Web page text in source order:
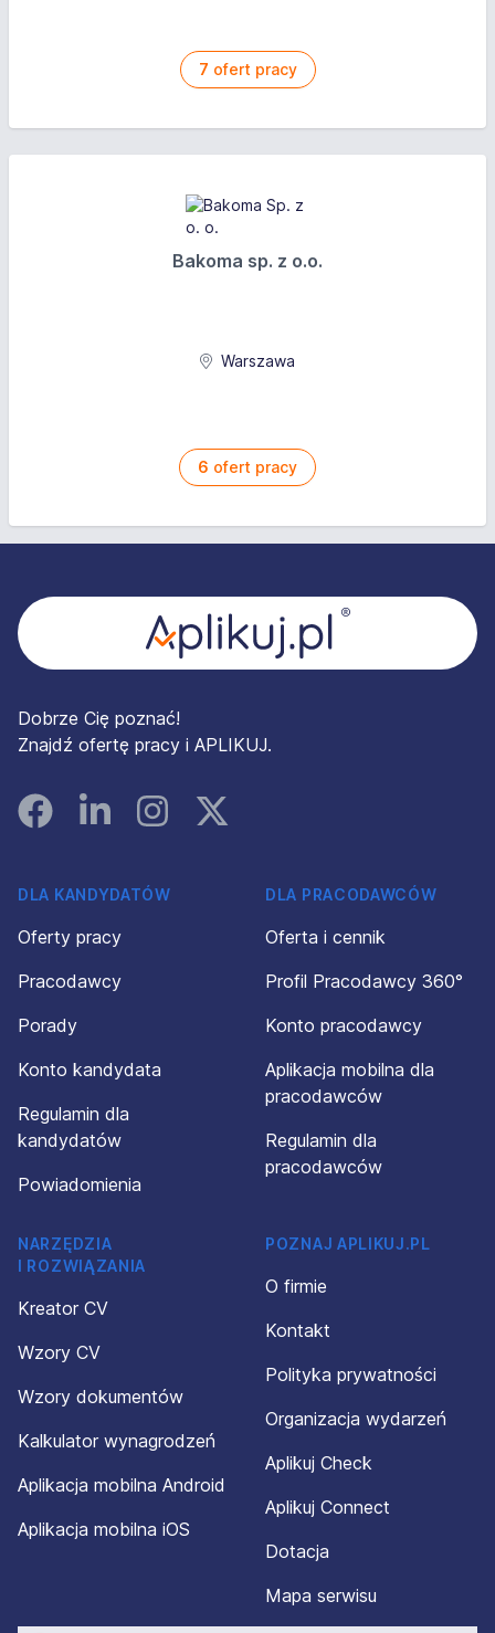
7 ofert pracy
Bakoma sp. z o.o.
Warszawa
6 ofert pracy
Dobrze Cię poznać!
Znajdź ofertę pracy i APLIKUJ.
FacebookLinked InInstagramInstagram
DLA KANDYDATÓW
Oferty pracy
Pracodawcy
Porady
Konto kandydata
Regulamin dla
kandydatów
Powiadomienia
DLA PRACODAWCÓW
Oferta i cennik
Profil Pracodawcy 360°
Konto pracodawcy
Aplikacja mobilna dla
pracodawców
Regulamin dla
pracodawców
NARZĘDZIA
I ROZWIĄZANIA
Kreator CV
Wzory CV
Wzory dokumentów
Kalkulator wynagrodzeń
Aplikacja mobilna Android
Aplikacja mobilna iOS
POZNAJ APLIKUJ.PL
O firmie
Kontakt
Polityka prywatności
Organizacja wydarzeń
Aplikuj Check
Aplikuj Connect
Dotacja
Mapa serwisu